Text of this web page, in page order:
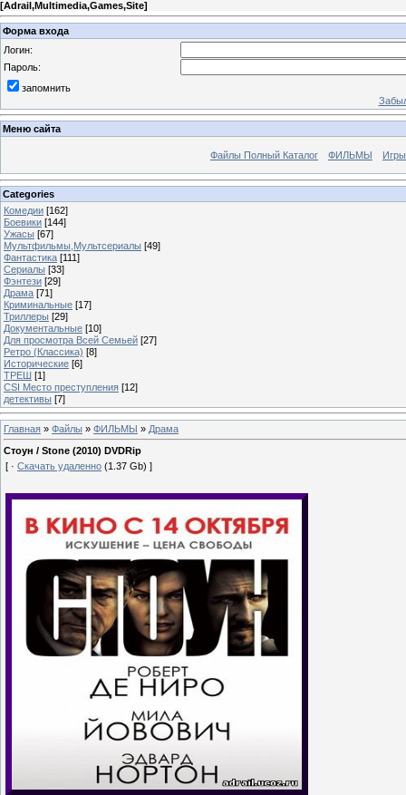
[Adrail,Multimedia,Games,Site]
Форма входа
Логин:
Пароль:
запомнить
Меню сайта
Файлы Полный Каталог ФИЛЬМЫ
Categories
Комедии [162]
Боевики [144]
Ужасы [67]
Мультфильмы,Мультсериалы [49]
Фантастика [111]
Сериалы [33]
Фэнтези [29]
Драма [71]
Криминальные [17]
Триллеры [29]
Документальные [10]
Для просмотра Всей Семьей [27]
Ретро (Классика) [8]
Исторические [6]
ТРЕШ [1]
CSI Место преступления [12]
детективы [7]
Главная » Файлы » ФИЛЬМЫ » Драма
Стоун / Stone (2010) DVDRip
[ · Скачать удаленно (1.37 Gb) ]